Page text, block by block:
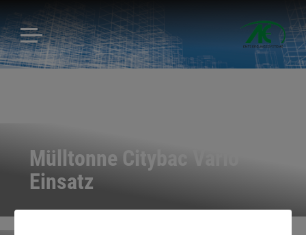
Mülltonne Citybac Vario
Einsatz